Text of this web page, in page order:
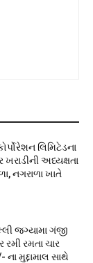
લિમિટેડના
અધ્યક્ષતા
નગરાળા ખાતે
જગ્યામા ગંજી
રમી રમતા ચાર
મુદ્દામાલ સાથે